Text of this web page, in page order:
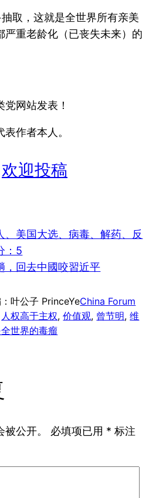
取，这就是全世界所有亲美
严重老龄化（已丧失未来）的
网站发表！
作者本人。
欢迎投稿
、美国大选、病毒、解药、反
：5
，回去中國咬習近平
叶公子 PrinceYeChina Forum
人权高于主权, 价值观, 曾节明, 维
世界的毒瘤
公开。 必填项已用 * 标注